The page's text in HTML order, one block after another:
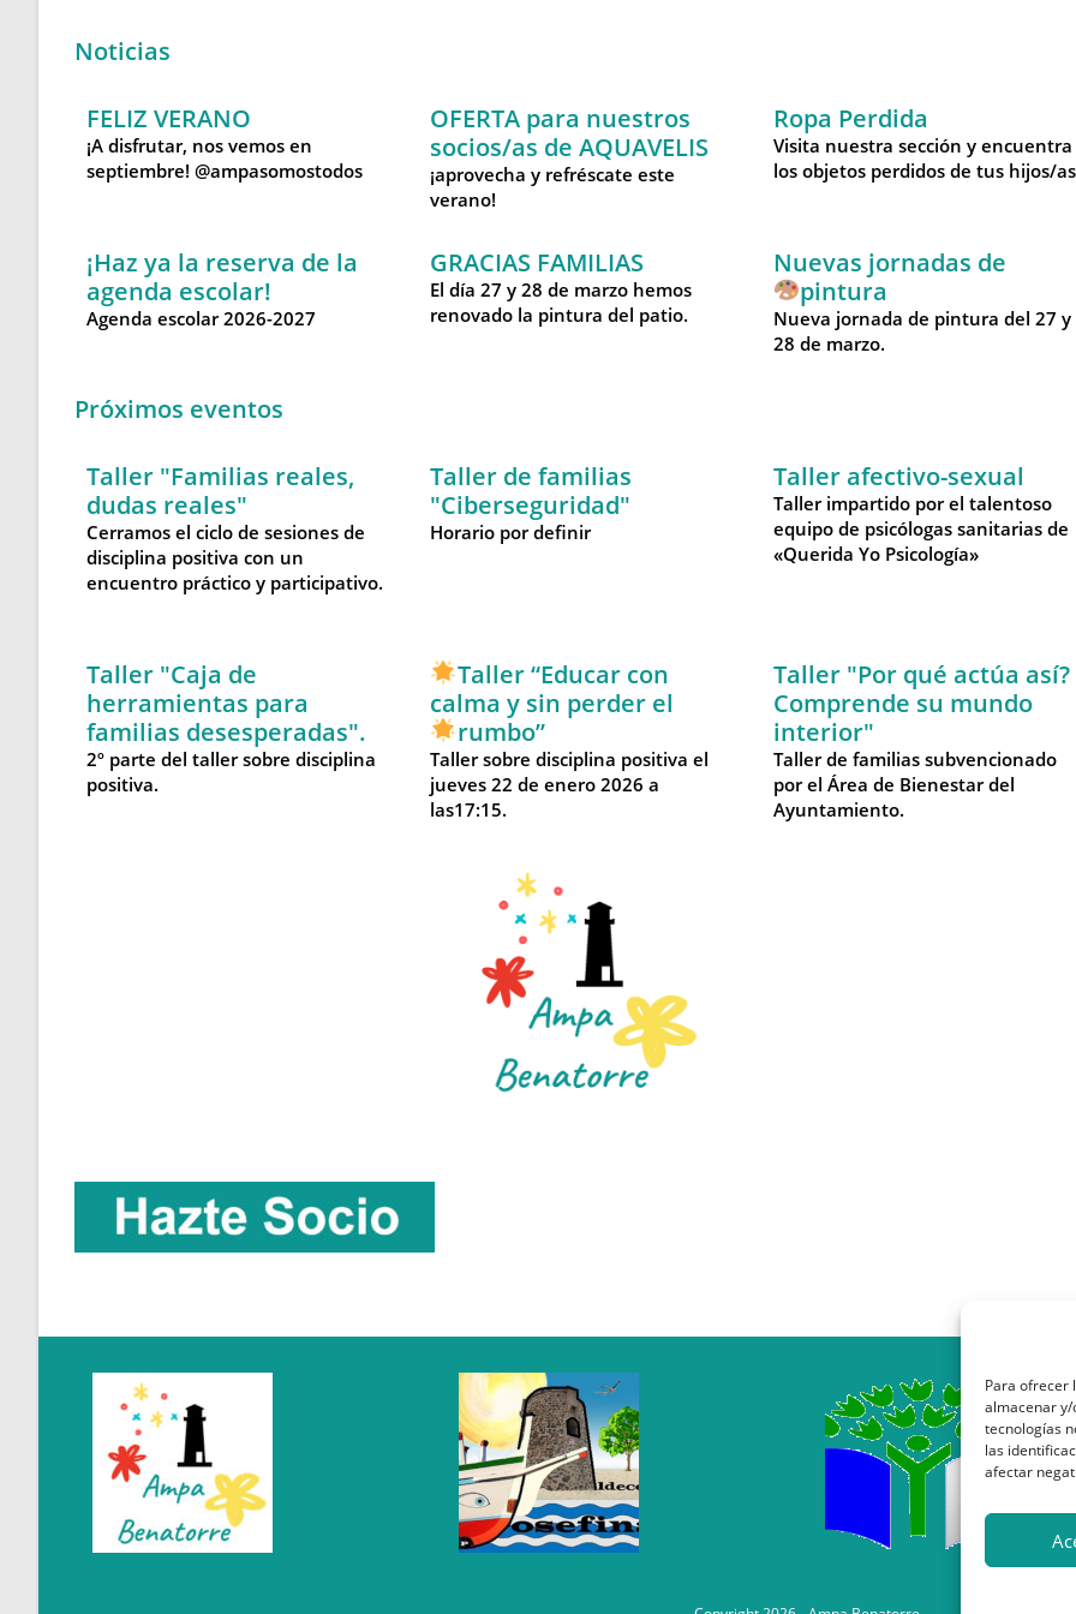
Para ofrecer
almacenar y/
tecnologías
las
afectar
Noticias
FELIZ VERANO
¡A disfrutar, nos vemos en
septiembre! @ampasomostodos
OFERTA para nuestros
socios/as de AQUAVELIS
¡aprovecha y refréscate este
verano!
Ropa Perdida
Visita nuestra sección y encuentra
los objetos perdidos de tus hijos/as
¡Haz ya la reserva de la
agenda escolar!
Agenda escolar 2026-2027
GRACIAS FAMILIAS
El día 27 y 28 de marzo hemos
renovado la pintura del patio.
Nuevas jornadas de
pintura
Nueva jornada de pintura del 27 y
28 de marzo.
Próximos eventos
Taller "Familias reales,
dudas reales"
Cerramos el ciclo de sesiones de
disciplina positiva con un
encuentro práctico y participativo.
Taller de familias
"Ciberseguridad"
Horario por definir
Taller afectivo-sexual
Taller impartido por el talentoso
equipo de psicólogas sanitarias de
«Querida Yo Psicología»
Taller "Caja de
herramientas para
familias desesperadas".
2º parte del taller sobre disciplina
positiva.
Taller “Educar con
calma y sin perder el
rumbo”
Taller sobre disciplina positiva el
jueves 22 de enero 2026 a
las17:15.
Taller "Por qué actúa así?
Comprende su mundo
interior"
Taller de familias subvencionado
por el Área de Bienestar del
Ayuntamiento.